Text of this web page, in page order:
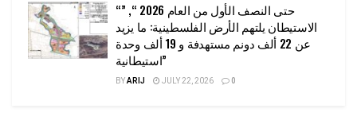
“حتى النصف الأول من العام 2026 “, ”
الاستيطان يلتهم الأرض الفلسطينية: ما يزيد
عن 22 ألف دونم مستهدفة و 19 ألف وحدة
استيطانية”
BYARIJ JULY 22, 2026 0